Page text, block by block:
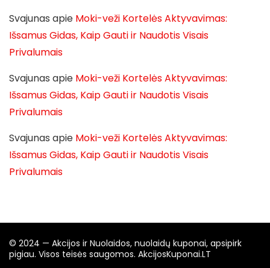
Svajunas apie Moki-veži Kortelės Aktyvavimas:
Išsamus Gidas, Kaip Gauti ir Naudotis Visais
Privalumais
Svajunas apie Moki-veži Kortelės Aktyvavimas:
Išsamus Gidas, Kaip Gauti ir Naudotis Visais
Privalumais
Svajunas apie Moki-veži Kortelės Aktyvavimas:
Išsamus Gidas, Kaip Gauti ir Naudotis Visais
Privalumais
© 2024 — Akcijos ir Nuolaidos, nuolaidų kuponai, apsipirk
pigiau. Visos teisės saugomos. AkcijosKuponai.LT